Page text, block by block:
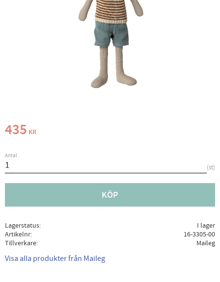
435 KR
Antal
st
KÖP
Lagerstatus
I lager
Artikelnr
16-3305-00
Tillverkare
Maileg
Visa alla produkter från Maileg